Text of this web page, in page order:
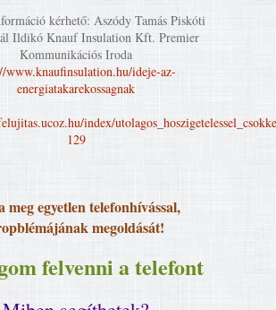
kérhető: Aszódy Tamás Piskóti
Ildikó Knauf Insulation Kft. Premier
Kommunikációs Iroda
www.knaufinsulation.hu/ideje-az-
energiatakarekossagnak
index/
129
meg egyetlen telefonhívással,
megoldását!
felvenni a telefont